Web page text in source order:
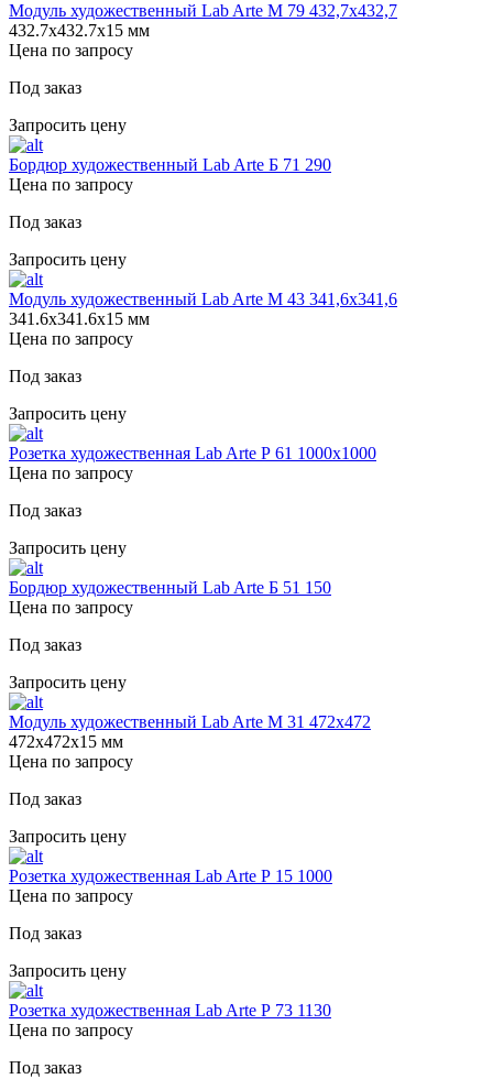
Модуль художественный Lab Arte М 79 432,7х432,7
432.7х432.7х15 мм
Цена по запросу
Под заказ
Запросить цену
Бордюр художественный Lab Arte Б 71 290
Цена по запросу
Под заказ
Запросить цену
Модуль художественный Lab Arte М 43 341,6х341,6
341.6х341.6х15 мм
Цена по запросу
Под заказ
Запросить цену
Розетка художественная Lab Arte Р 61 1000х1000
Цена по запросу
Под заказ
Запросить цену
Бордюр художественный Lab Arte Б 51 150
Цена по запросу
Под заказ
Запросить цену
Модуль художественный Lab Arte М 31 472х472
472х472х15 мм
Цена по запросу
Под заказ
Запросить цену
Розетка художественная Lab Arte Р 15 1000
Цена по запросу
Под заказ
Запросить цену
Розетка художественная Lab Arte Р 73 1130
Цена по запросу
Под заказ